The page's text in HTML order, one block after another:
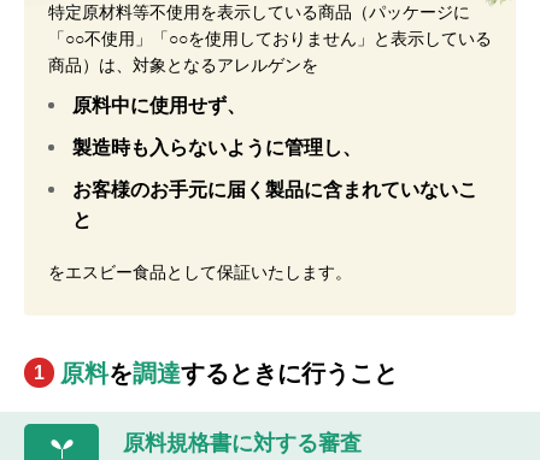
特定原材料等不使用を表示している商品（パッケージに
「○○不使用」「○○を使用しておりません」と表示している
商品）は、対象となるアレルゲンを
原料中に使用せず、
製造時も入らないように管理し、
お客様のお手元に届く製品に含まれていないこ
と
をエスビー食品として保証いたします。
1 原料を調達するときに行うこと
原料規格書に対する審査